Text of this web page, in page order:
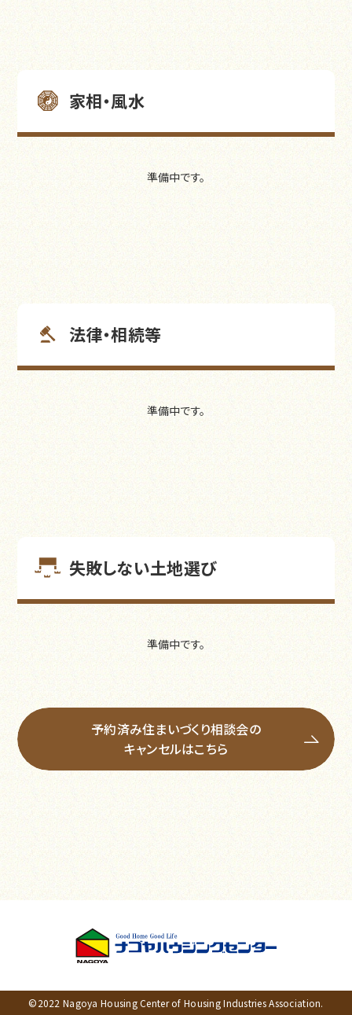
家相・風水
準備中です。
法律・相続等
準備中です。
失敗しない土地選び
準備中です。
予約済み住まいづくり相談会の
キャンセルはこちら
©2022 Nagoya Housing Center of Housing Industries Association.